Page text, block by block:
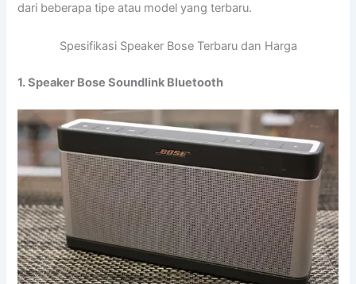
dari beberapa tipe atau model yang terbaru.
Spesifikasi Speaker Bose Terbaru dan Harga
1. Speaker Bose Soundlink Bluetooth